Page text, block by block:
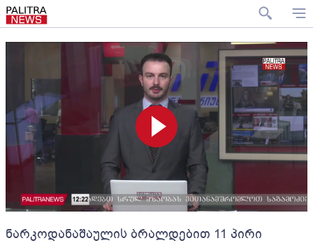
ნარკოდანაშაულის ბრალდებით 11 პირი